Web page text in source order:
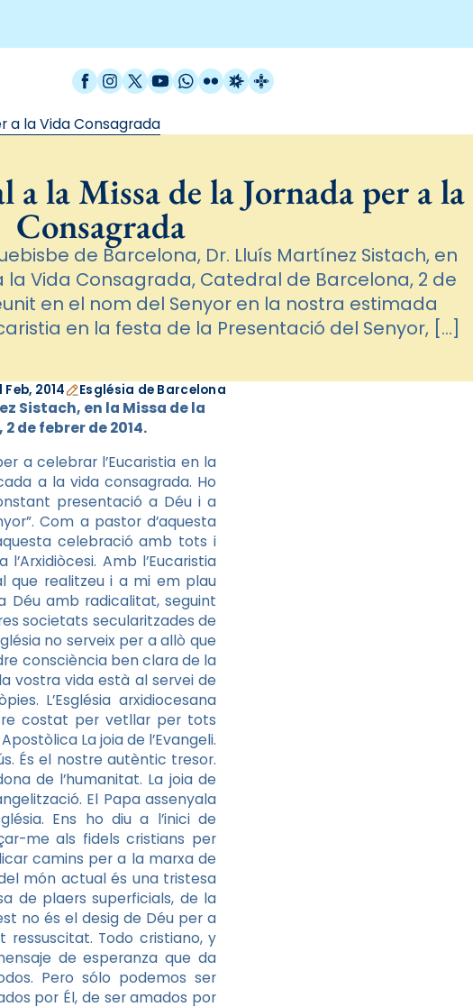
Facebook
Instagram
X / Twitter
YouTube
WhatsApp
FlickrRadio Estel
Catalunya Cristiana
a la Vida Consagrada
la Missa de la Jornada per a
Consagrada
de Barcelona, Dr. Lluís Martínez Sistach, en
Vida Consagrada, Catedral de Barcelona, 2 de
en el nom del Senyor en la nostra estimada
en la festa de la Presentació del Senyor, […]
Feb, 2014 Església de Barcelona
Sistach, en la Missa de la
de febrer de 2014.
a celebrar l’Eucaristia en la
a la vida consagrada. Ho
presentació a Déu i a
Com a pastor d’aquesta
celebració amb tots i
Amb l’Eucaristia
que realitzeu i a mi em plau
Déu amb radicalitat, seguint
societats secularitzades de
no serveix per a allò que
consciència ben clara de la
vostra vida està al servei de
L’Església arxidiocesana
costat per vetllar per tots
La joia de l’Evangeli.
És el nostre autèntic tresor.
de l’humanitat. La joia de
El Papa assenyala
Ens ho diu a l’inici de
me als fidels cristians per
camins per a la marxa de
món actual és una tristesa
de plaers superficials, de la
no és el desig de Déu per a
ressuscitat. Todo cristiano, y
de esperanza que da
Pero sólo podemos ser
por Él, de ser amados por